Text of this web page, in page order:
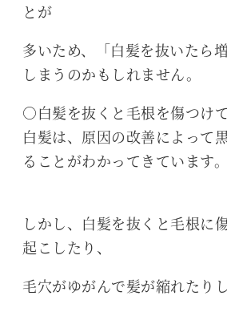
とが
多いため、「白髪を抜いたら
しまうのかもしれません。
○白髪を抜くと毛根を傷つけ
白髪は、原因の改善によって
ることがわかってきています。
しかし、白髪を抜くと毛根に
起こしたり、
毛穴がゆがんで髪が縮れたり